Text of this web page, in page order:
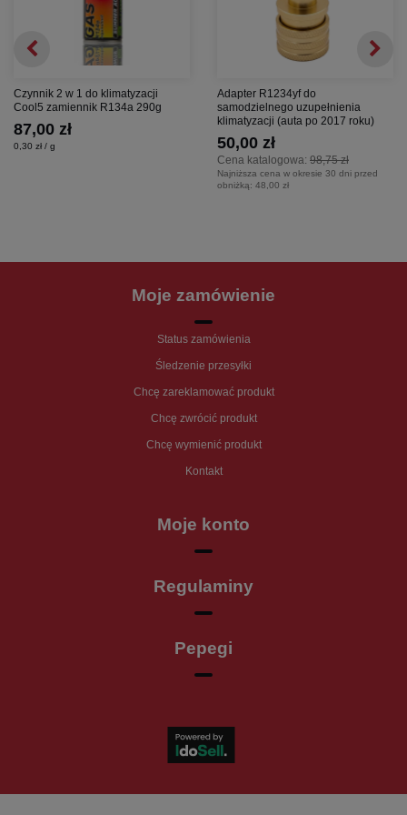
Czynnik 2 w 1 do klimatyzacji
Cool5 zamiennik R134a 290g
87,00 zł
0,30 zł / g
Adapter R1234yf do
samodzielnego uzupełnienia
klimatyzacji (auta po 2017 roku)
Cena katalogowa: 98,75 zł
50,00 zł
Najniższa cena w okresie 30 dni przed
obniżką: 48,00 zł
Moje zamówienie
Status zamówienia
Śledzenie przesyłki
Chcę zareklamować produkt
Chcę zwrócić produkt
Chcę wymienić produkt
Kontakt
Moje konto
Regulaminy
Pepegi